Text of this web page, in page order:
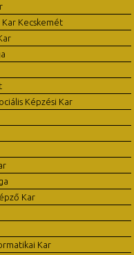
Kar Kecskemét
Képzési Kar
Kar
Kar